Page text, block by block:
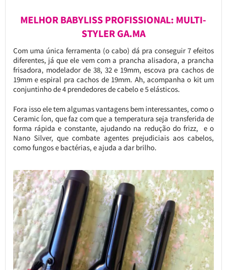
MELHOR BABYLISS PROFISSIONAL: MULTI-
STYLER GA.MA
Com uma única ferramenta (o cabo) dá pra conseguir 7 efeitos
diferentes, já que ele vem com a prancha alisadora, a prancha
frisadora, modelador de 38, 32 e 19mm, escova pra cachos de
19mm e espiral pra cachos de 19mm. Ah, acompanha o kit um
conjuntinho de 4 prendedores de cabelo e 5 elásticos.
Fora isso ele tem algumas vantagens bem interessantes, como o
Ceramic Íon, que faz com que a temperatura seja transferida de
forma rápida e constante, ajudando na redução do frizz, e o
Nano Silver, que combate agentes prejudiciais aos cabelos,
como fungos e bactérias, e ajuda a dar brilho.